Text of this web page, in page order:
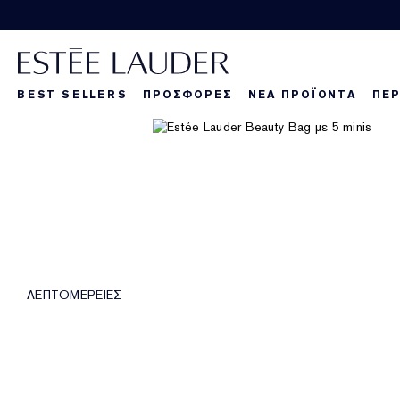
BEST SELLERS ΠΡΟΣΦΟΡΕΣ ΝΕΑ ΠΡΟΪΟΝΤΑ
ΛΕΠΤΟΜΕΡΕΙΕΣ